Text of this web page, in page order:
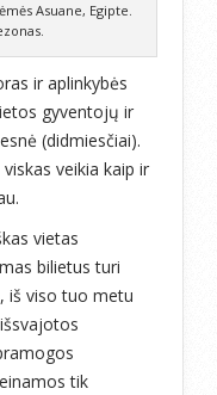
Asuane, Egipte.
ir aplinkybės
gyventojų ir
(didmiesčiai).
veikia kaip ir
vietas
bilietus turi
iš viso tuo metu
tik